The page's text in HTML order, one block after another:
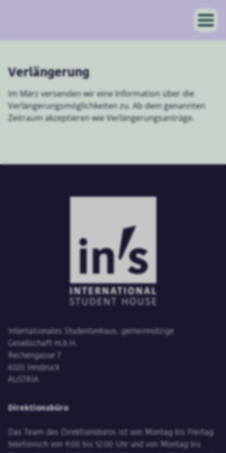
Verlängerung
Im März versenden wir eine Information über die
Verlängerungsmöglichkeiten zu. Ab dem genannten
Zeitraum akzeptieren wie Verlängerungsanträge.
Internationales Studentenhaus, gemeinnützige
Gesellschaft m.b.H.
Rechengasse 7
6020 Innsbruck
AUSTRIA
Direktionsbüro
Das Team des Direktionsbüros ist von Montag bis Freitag
telefonisch von 9:00 bis 12:00 Uhr und von Montag bis